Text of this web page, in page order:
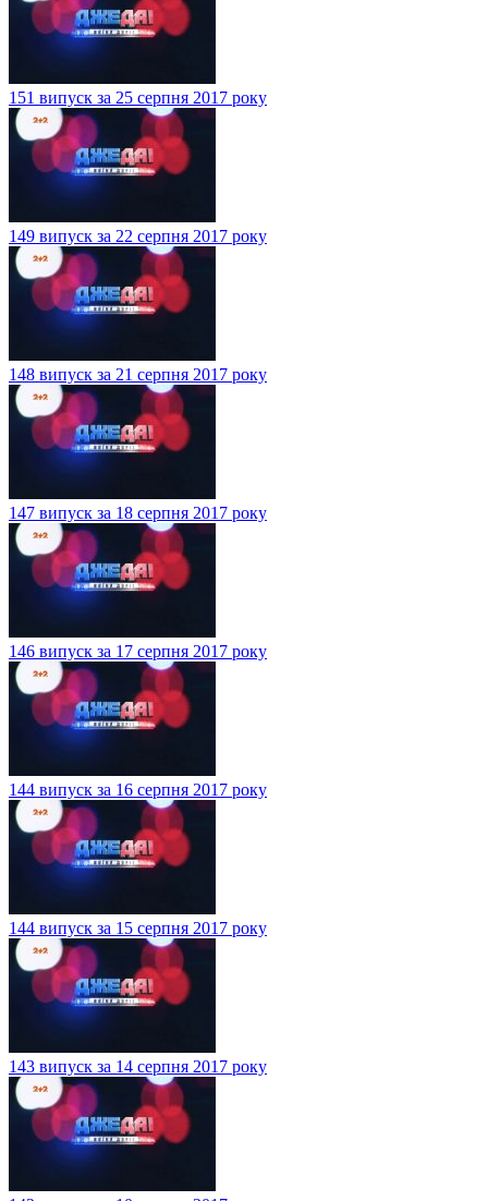
151 випуск за 25 серпня 2017 року
149 випуск за 22 серпня 2017 року
148 випуск за 21 серпня 2017 року
147 випуск за 18 серпня 2017 року
146 випуск за 17 серпня 2017 року
144 випуск за 16 серпня 2017 року
144 випуск за 15 серпня 2017 року
143 випуск за 14 серпня 2017 року